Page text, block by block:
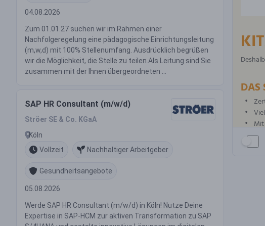
04.08.2026
Zum 01.01.27 suchen wir im Rahmen einer
Nachfolgeregelung eine pädagogische Einrichtungsleitung
(m,w,d) mit 100% Stellenumfang. Ausdrücklich begrüßen
wir die Möglichkeit, die Stelle zu teilen.Als Leitung sind Sie
zusammen mit der Ihnen übergeordneten ...
SAP HR Consultant (m/w/d)
Ströer SE & Co. KGaA
Köln
Vollzeit
Nachhaltiger Arbeitgeber
Gesundheitsangebote
05.08.2026
Werde SAP HR Consultant (m/w/d) in Köln! Nutze Deine
Expertise in SAP-HCM zur aktiven Transformation zu SAP